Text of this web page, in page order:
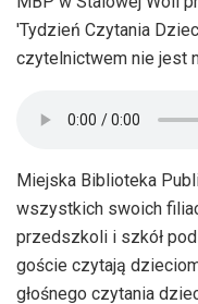
'Tydzień Czytania
czytelnictwem nie jest
Miejska Biblioteka
wszystkich swoich
przedszkoli i szkół
goście czytają
głośnego czytania